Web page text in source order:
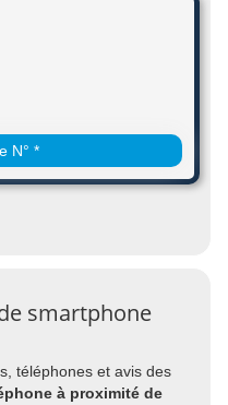
N° *
smartphone
téléphones et avis des
à proximité de